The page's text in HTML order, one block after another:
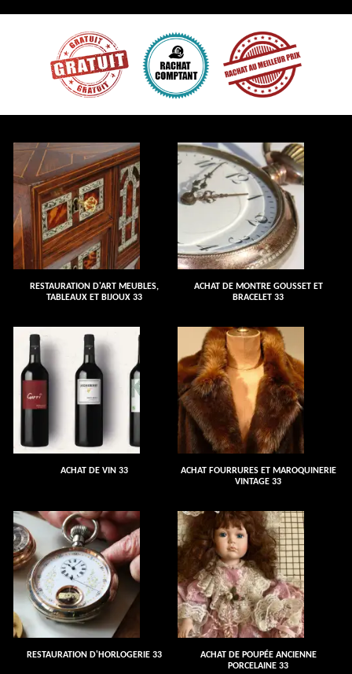
RESTAURATION D'ART MEUBLES,
TABLEAUX ET BIJOUX 33
ACHAT DE MONTRE GOUSSET ET
BRACELET 33
ACHAT DE VIN 33
ACHAT FOURRURES ET MAROQUINERIE
VINTAGE 33
RESTAURATION D'HORLOGERIE 33
ACHAT DE POUPÉE ANCIENNE
PORCELAINE 33